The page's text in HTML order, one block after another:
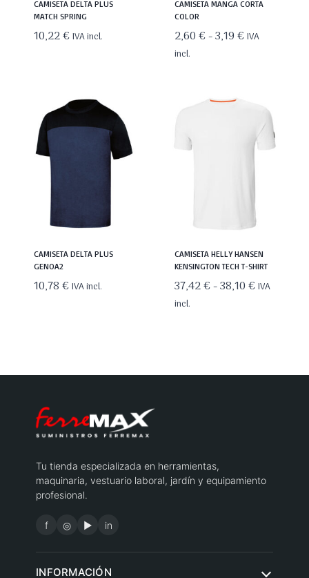
CAMISETA DELTA PLUS
MATCH SPRING
10,22€ IVA incl.
CAMISETA MANGA CORTA
COLOR
2,60€-3,19€Rango
2,60 €
hasta
3,19 €
IVA
incl.
CAMISETA DELTA PLUS
GENOA2
10,78€ IVA incl.
CAMISETA HELLY HANSEN
KENSINGTON TECH T-SHIRT
37,42€-38,10€Rango
hasta
IVA
incl.
Tu tienda especializada en herramientas,
maquinaria, vestuario laboral, jardín y equipamiento
profesional.
f ◎ ▶ in
INFORMACIÓN